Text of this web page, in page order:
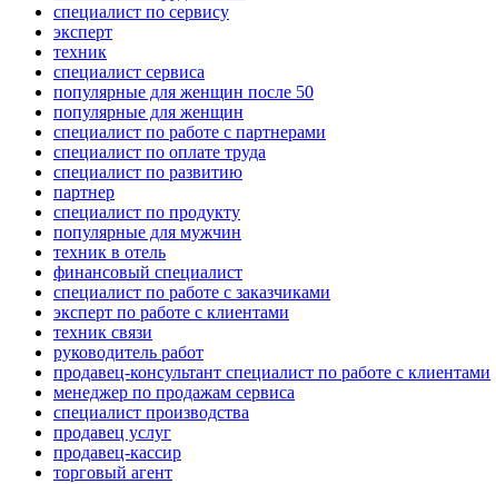
специалист по сервису
эксперт
техник
специалист сервиса
популярные для женщин после 50
популярные для женщин
специалист по работе с партнерами
специалист по оплате труда
специалист по развитию
партнер
специалист по продукту
популярные для мужчин
техник в отель
финансовый специалист
специалист по работе с заказчиками
эксперт по работе с клиентами
техник связи
руководитель работ
продавец-консультант специалист по работе с клиентами
менеджер по продажам сервиса
специалист производства
продавец услуг
продавец-кассир
торговый агент